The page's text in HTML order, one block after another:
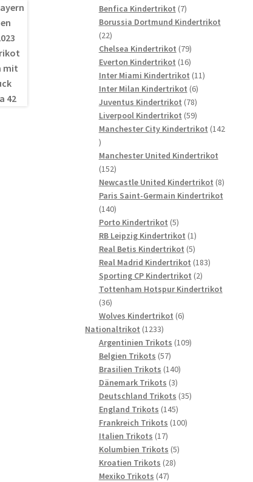
Benfica Kindertrikot 77
Produkte
Borussia Dortmund Kindertrikot
2222
Produkte
Chelsea Kindertrikot 7979
Produkte
Everton Kindertrikot 1616
Produkte
Inter Miami Kindertrikot 1111
Inter Milan Kindertrikot 66
Produkte
Juventus Kindertrikot 7878
Produkte
Liverpool Kindertrikot 5959
Produkte
Manchester City Kindertrikot 142
142
Produkte
Manchester United Kindertrikot
152152
Produkte
Newcastle United Kindertrikot 88
Produkte
Paris Saint-Germain Kindertrikot
140140
Produkte
Porto Kindertrikot 55
Produkte
RB Leipzig Kindertrikot 11
Produkt
Real Betis Kindertrikot 55
Produkte
Real Madrid Kindertrikot 183183
Sporting CP Kindertrikot 22
Produkte
Tottenham Hotspur Kindertrikot
3636
Produkte
Wolves Kindertrikot 66
Nationaltrikot 12331233
Produkte
Argentinien Trikots 109109
Belgien Trikots 5757
Produkte
Brasilien Trikots 140140
Dänemark Trikots 33
Produkte
Deutschland Trikots 3535
England Trikots 145145
Produkte
Frankreich Trikots 100100
Italien Trikots 1717
Produkte
Kolumbien Trikots 55
Kroatien Trikots 2828
Mexiko Trikots 4747